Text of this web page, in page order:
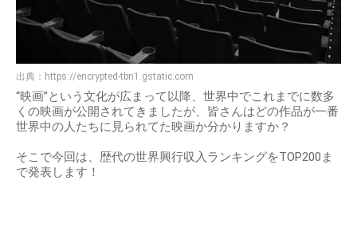
出典： https://encrypted-tbn1.gstatic.com
“映画”という文化が広まって以降、世界中でこれまでに数多
くの映画が公開されてきましたが、皆さんはどの作品が一番
世界中の人たちに見られてた映画か分かりますか？
そこで今回は、歴代の世界興行収入ランキングをTOP200ま
で発表します！